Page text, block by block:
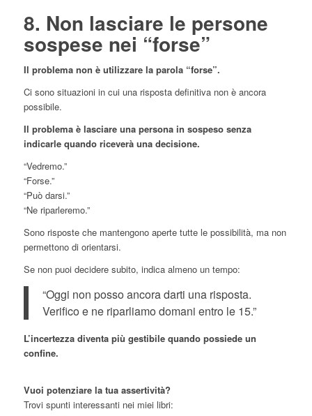
8. Non lasciare le persone
sospese nei “forse”
Il problema non è utilizzare la parola “forse”.
Ci sono situazioni in cui una risposta definitiva non è ancora
possibile.
Il problema è lasciare una persona in sospeso senza
indicarle quando riceverà una decisione.
“Vedremo.”
“Forse.”
“Può darsi.”
“Ne riparleremo.”
Sono risposte che mantengono aperte tutte le possibilità, ma non
permettono di orientarsi.
Se non puoi decidere subito, indica almeno un tempo:
“Oggi non posso ancora darti una risposta.
Verifico e ne riparliamo domani entro le 15.”
L’incertezza diventa più gestibile quando possiede un
confine.
Vuoi potenziare la tua assertività?
Trovi spunti interessanti nei miei libri: